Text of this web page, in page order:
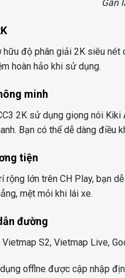
Gắn
hữu độ phân giải 2K siêu
hoàn hảo khi sử dụng.
minh
2K sử dụng giọng nói
Bạn có thể dễ dàng điều
tiện
rộng lớn trên CH Play, bạn
mệt mỏi khi lái xe.
đường
S2, Vietmap Live,
offlne được cập nhập